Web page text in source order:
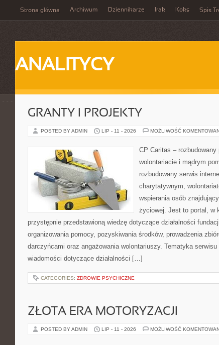
Strona główna Archiwum Dziennikarze Irak Koks Spis
ANALITYCY
GRANTY I PROJEKTY
POSTED BY ADMIN LIP - 11 - 2026 MOŻLIWOŚĆ
CP Caritas –
wolontariacie i mądrym
rozbudowany serwis
charytatywnym,
wspierania osób
życiowej. Jest to portal, w
przystępnie przedstawioną wiedzę dotyczące działalności
organizowania pomocy, pozyskiwania środków, prowadzenia
darczyńcami oraz angażowania wolontariuszy. Tematyka
wiadomości dotyczące działalności […]
CATEGORIES: ZDROWIE PSYCHICZNE
ZŁOTA ERA MOTORYZACJI
POSTED BY ADMIN LIP - 11 - 2026 MOŻLIWOŚĆ